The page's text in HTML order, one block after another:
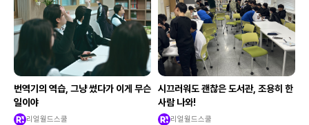
번역기의 역습, 그냥 썼다가 이게 무슨
일이야
리얼월드스쿨
시끄러워도 괜찮은 도서관, 조용히 한
사람 나와!
리얼월드스쿨